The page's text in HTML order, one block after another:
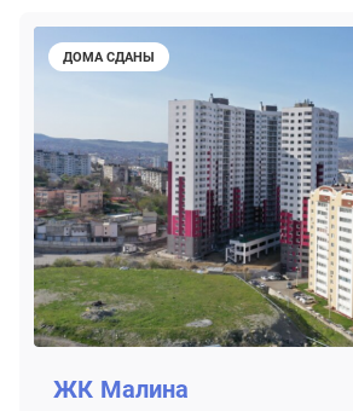
ДОМА СДАНЫ
ЖК Малина